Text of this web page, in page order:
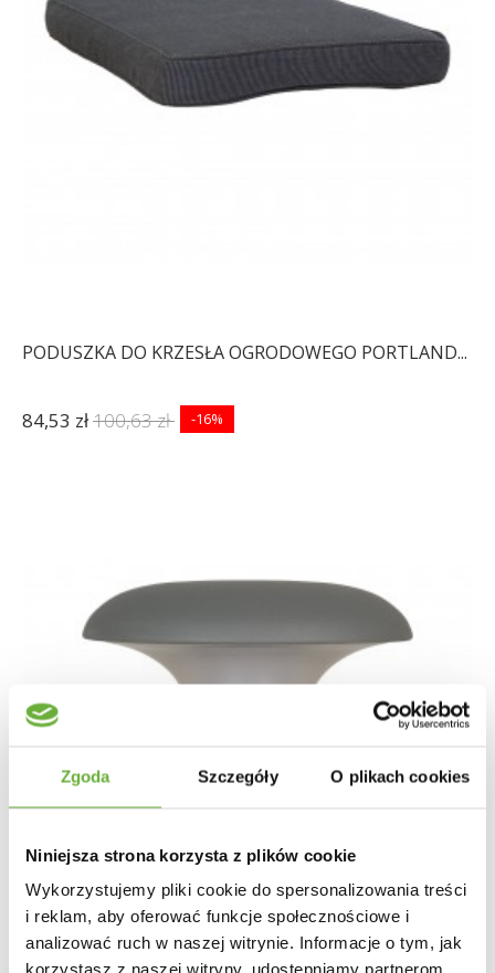
Zgoda Szczegóły O plikach cookies
Niniejsza strona korzysta z plików cookie
Wykorzystujemy pliki cookie do spersonalizowania treści
i reklam, aby oferować funkcje społecznościowe i
analizować ruch w naszej witrynie. Informacje o tym, jak
korzystasz z naszej witryny, udostępniamy partnerom
PODUSZKA DO KRZESŁA OGRODOWEGO PORTLAND...
84,53 zł100,63 zł -16%